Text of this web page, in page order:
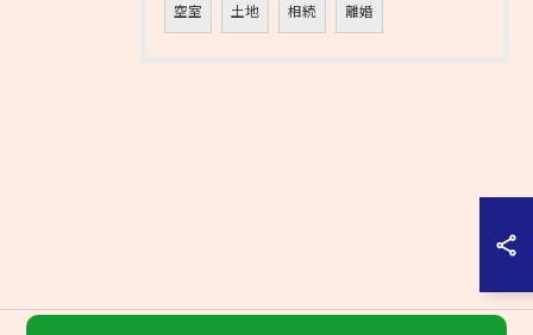
空室 土地 相続 離婚